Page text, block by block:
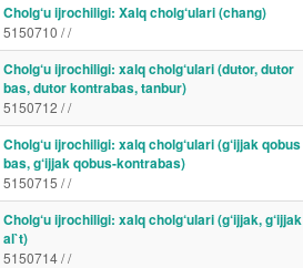
Cholg‘u ijrochiligi: Xalq cholg‘ulari (chang)
5150710 / /
Cholg‘u ijrochiligi: xalq cholg‘ulari (dutor, dutor
bas, dutor kontrabas, tanbur)
5150712 / /
Cholg‘u ijrochiligi: xalq cholg‘ulari (g‘ijjak qobus
bas, g‘ijjak qobus-kontrabas)
5150715 / /
Cholg‘u ijrochiligi: xalq cholg‘ulari (g‘ijjak, g‘ijjak
al`t)
5150714 / /